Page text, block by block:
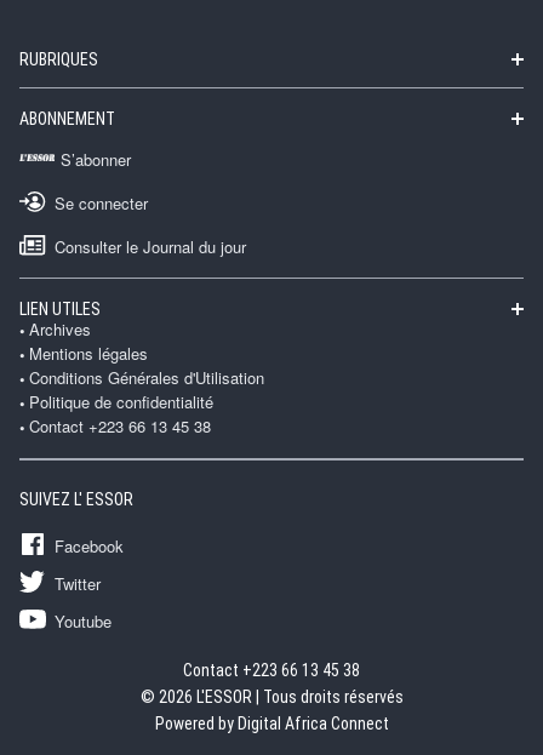
RUBRIQUES
ABONNEMENT
S’abonner
Se connecter
Consulter le Journal du jour
LIEN UTILES
Archives
Mentions légales
Conditions Générales d'Utilisation
Politique de confidentialité
Contact +223 66 13 45 38
SUIVEZ L' ESSOR
Facebook
Twitter
Youtube
Contact +223 66 13 45 38
© 2026 L'ESSOR | Tous droits réservés
Powered by Digital Africa Connect